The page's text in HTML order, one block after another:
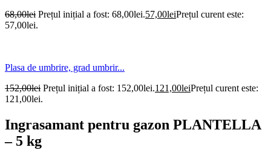
68,00lei Prețul inițial a fost: 68,00lei.57,00leiPrețul curent este:
57,00lei.
Plasa de umbrire, grad umbrir...
152,00lei Prețul inițial a fost: 152,00lei.121,00leiPrețul curent este:
121,00lei.
Ingrasamant pentru gazon PLANTELLA
– 5 kg